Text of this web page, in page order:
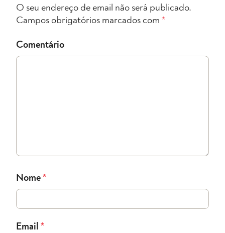
O seu endereço de email não será publicado.
Campos obrigatórios marcados com *
Comentário
Nome *
Email *